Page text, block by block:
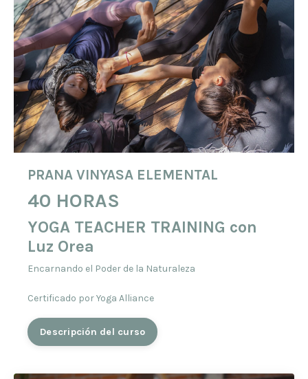
PRANA VINYASA ELEMENTAL
40 HORAS
YOGA TEACHER TRAINING con
Luz Orea
Encarnando el Poder de la Naturaleza
Certificado por Yoga Alliance
Descripción del curso